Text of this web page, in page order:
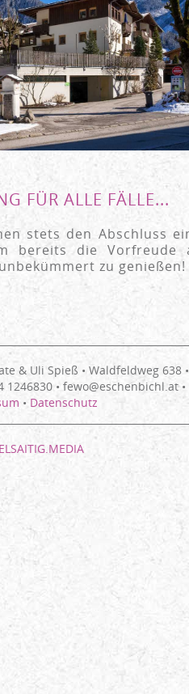
FÜR ALLE FÄLLE...
stets den Abschluss
bereits die Vorfreude
zu genießen!
& Uli Spieß • Waldfeldweg 638
1246830 • fewo@eschenbichl.at •
• Datenschutz